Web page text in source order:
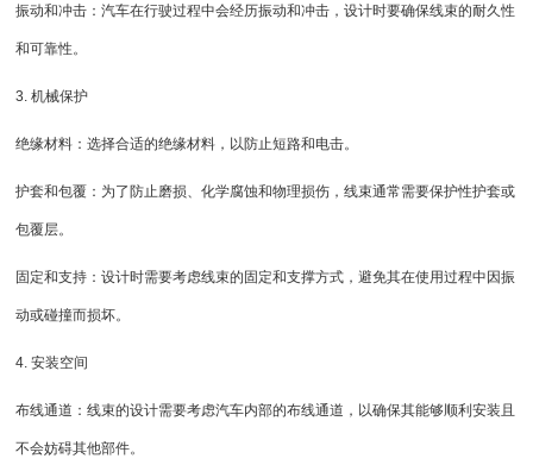
振动和冲击：汽车在行驶过程中会经历振动和冲击，设计时要确保线束的耐久性
和可靠性。
3. 机械保护
绝缘材料：选择合适的绝缘材料，以防止短路和电击。
护套和包覆：为了防止磨损、化学腐蚀和物理损伤，线束通常需要保护性护套或
包覆层。
固定和支持：设计时需要考虑线束的固定和支撑方式，避免其在使用过程中因振
动或碰撞而损坏。
4. 安装空间
布线通道：线束的设计需要考虑汽车内部的布线通道，以确保其能够顺利安装且
不会妨碍其他部件。